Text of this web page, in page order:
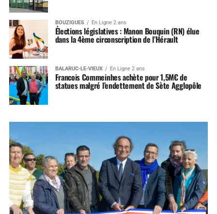
BOUZIGUES En Ligne 2 ans
Élections législatives : Manon Bouquin (RN) élue
dans la 4ème circonscription de l’Hérault
BALARUC-LE-VIEUX En Ligne 2 ans
Francois Commeinhes achète pour 1,5M€ de
statues malgré l’endettement de Sète Agglopôle